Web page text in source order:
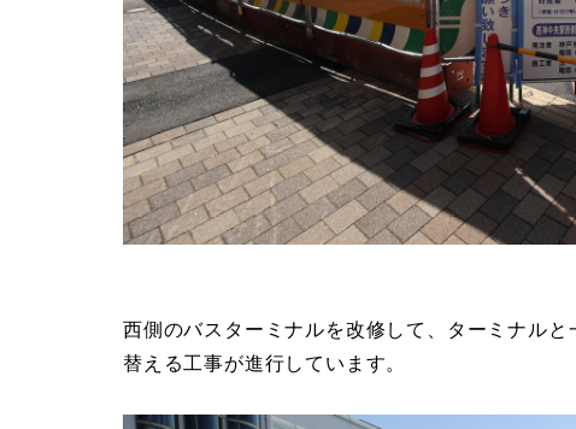
西側のバスターミナルを改修して、ターミナル
替える工事が進行しています。